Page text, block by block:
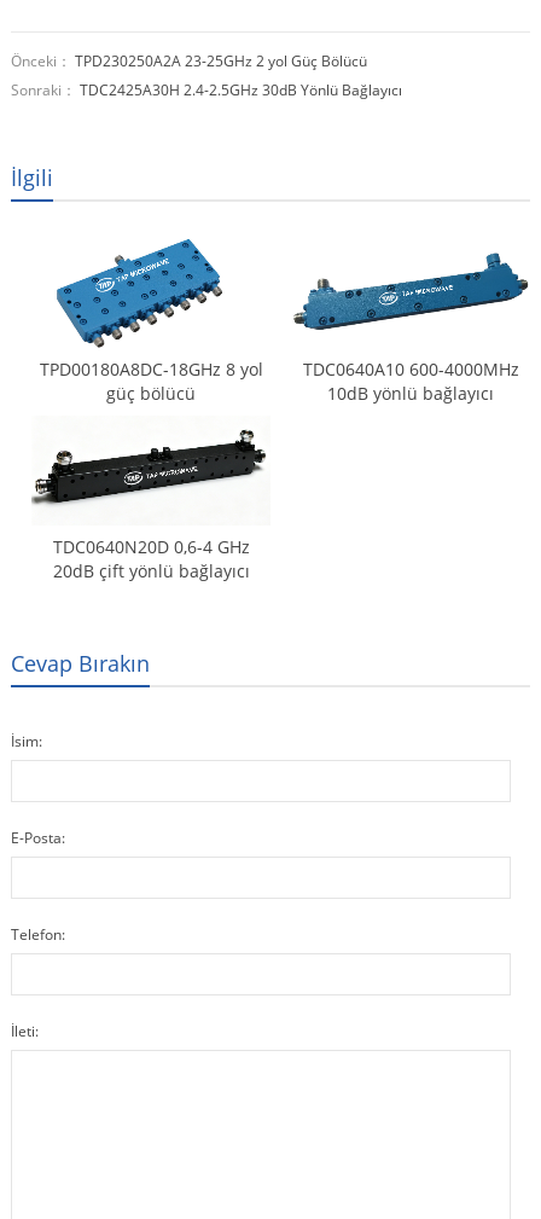
Önceki： TPD230250A2A 23-25GHz 2 yol Güç Bölücü
Sonraki： TDC2425A30H 2.4-2.5GHz 30dB Yönlü Bağlayıcı
İlgili
TPD00180A8DC-18GHz 8 yol
güç bölücü
TDC0640A10 600-4000MHz
10dB yönlü bağlayıcı
TDC0640N20D 0,6-4 GHz
20dB çift yönlü bağlayıcı
Cevap Bırakın
İsim:
E-Posta:
Telefon:
İleti: